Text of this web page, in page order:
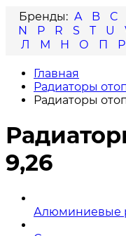
A
B C
N
P R S T U
Л
М Н О П Р
Главная
Радиаторы
Радиаторы
9,26
Алюминиевые